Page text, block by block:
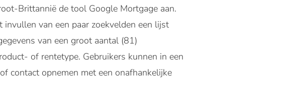
Brittannië de tool Google Mortgage aan.
van een paar zoekvelden een lijst
van een groot aantal (81)
of rentetype. Gebruikers kunnen in een
contact opnemen met een onafhankelijke